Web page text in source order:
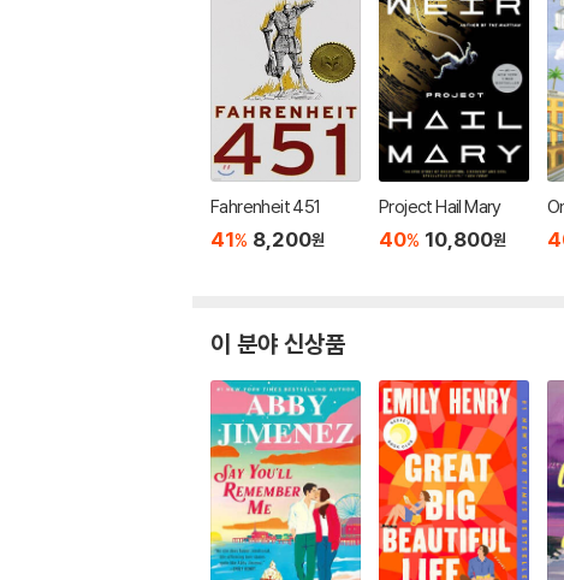
Fahrenheit 451
41% 8,200원
Project Hail Mary
40% 10,800원
이 분야 신상품